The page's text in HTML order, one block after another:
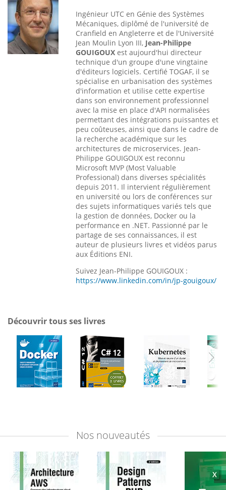
Ingénieur UTC en Génie des Systèmes
Mécaniques, diplômé de l'université de
Cranfield en Angleterre et de l'Université
Jean Moulin Lyon III, Jean-Philippe
GOUIGOUX est aujourd'hui directeur
technique d'un groupe d'une vingtaine
d'éditeurs logiciels. Certifié TOGAF, il se
spécialise en urbanisation des systèmes
d'information et utilise cette expertise
dans son environnement professionnel
avec la mise en place d'API normalisées
permettant des intégrations puissantes et
peu coûteuses, ainsi que dans le cadre de
la recherche académique sur les
architectures de microservices. Jean-
Philippe GOUIGOUX est reconnu
Microsoft MVP (Most Valuable
Professional) dans diverses spécialités
depuis 2011. Il intervient régulièrement
en université ou lors de conférences sur
des sujets informatiques variés tels que
la gestion de données, Docker ou la
performance en .NET. Passionné par le
partage de ses connaissances, il est
auteur de plusieurs livres et vidéos parus
aux Éditions ENI.
Suivez Jean-Philippe GOUIGOUX :
https://www.linkedin.com/in/jp-gouigoux/
Découvrir tous ses livres
Nos nouveautés